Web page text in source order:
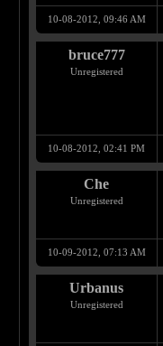
10-08-2012, 09:46 AM
bruce777
Unregistered
10-08-2012, 02:41 PM
Che
Unregistered
10-09-2012, 07:13 AM
Urbanus
Unregistered